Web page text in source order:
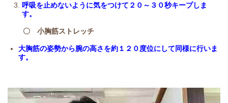
呼吸を止めないように気をつけて２０～３０秒キープしま
す。
〇 小胸筋ストレッチ
大胸筋の姿勢から腕の高さを約１２０度位にして同様に行いま
す。